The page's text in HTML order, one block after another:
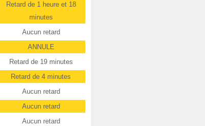
Retard de 1 heure et 18
minutes
Aucun retard
ANNULE
Retard de 19 minutes
Retard de 4 minutes
Aucun retard
Aucun retard
Aucun retard